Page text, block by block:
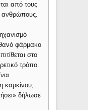
από τους
ανθρώπους.
φάρμακο
στο
τρόπο.
καρκίνου,
δήλωσε